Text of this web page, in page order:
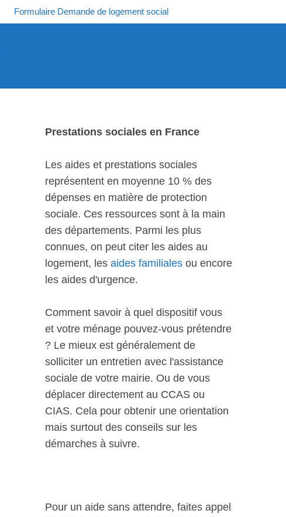
Formulaire Demande de logement social
Prestations sociales en France
Les aides et prestations sociales
représentent en moyenne 10 % des
dépenses en matière de protection
sociale. Ces ressources sont à la main
des départements. Parmi les plus
connues, on peut citer les aides au
logement, les aides familiales ou encore
les aides d'urgence.
Comment savoir à quel dispositif vous
et votre ménage pouvez-vous prétendre
? Le mieux est généralement de
solliciter un entretien avec l'assistance
sociale de votre mairie. Ou de vous
déplacer directement au CCAS ou
CIAS. Cela pour obtenir une orientation
mais surtout des conseils sur les
démarches à suivre.
Pour un aide sans attendre, faites appel